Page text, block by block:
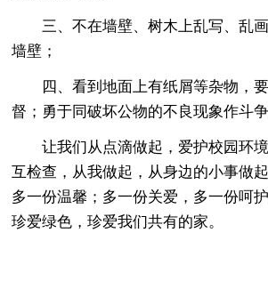
三、不在墙壁、树木上乱写、乱
墙壁；
四、看到地面上有纸屑等杂物，
督；勇于同破坏公物的不良现象作斗争
让我们从点滴做起，爱护校园环
互检查，从我做起，从身边的小事做
多一份温馨；多一份关爱，多一份呵
珍爱绿色，珍爱我们共有的家。